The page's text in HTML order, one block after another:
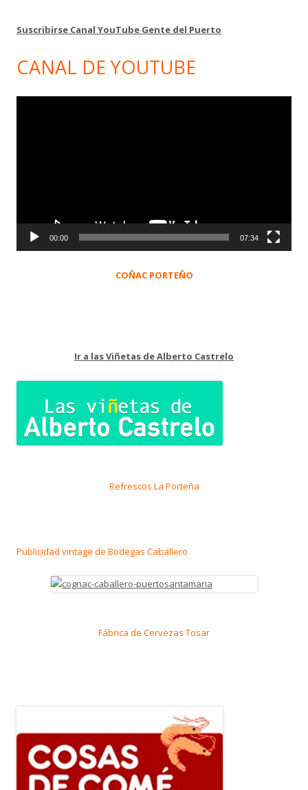
Suscribirse Canal YouTube Gente del Puerto
CANAL DE YOUTUBE
00:00 07:34
COÑAC PORTEÑO
Ir a las Viñetas de Alberto Castrelo
Refrescos La Porteña
Publicidad vintage de Bodegas Caballero
Fábrica de Cervezas Tosar